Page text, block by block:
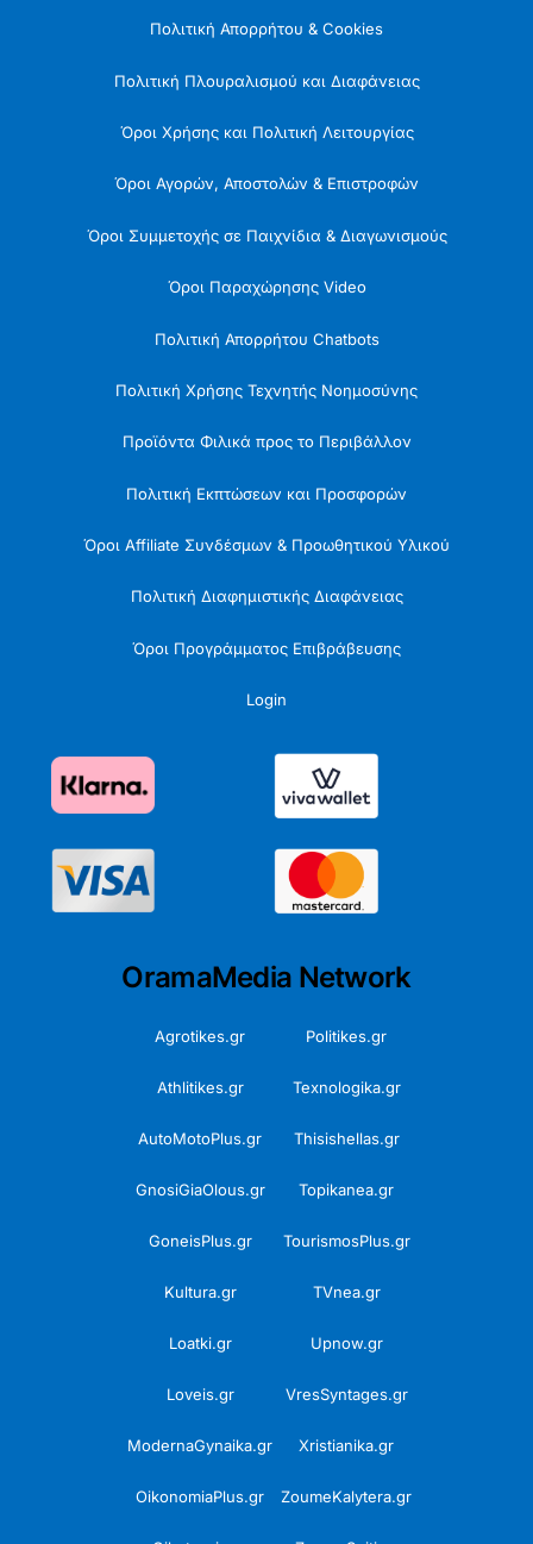
Πολιτική Απορρήτου & Cookies
Πολιτική Πλουραλισμού και Διαφάνειας
Όροι Χρήσης και Πολιτική Λειτουργίας
Όροι Αγορών, Αποστολών & Επιστροφών
Όροι Συμμετοχής σε Παιχνίδια & Διαγωνισμούς
Όροι Παραχώρησης Video
Πολιτική Απορρήτου Chatbots
Πολιτική Χρήσης Τεχνητής Νοημοσύνης
Προϊόντα Φιλικά προς το Περιβάλλον
Πολιτική Εκπτώσεων και Προσφορών
Όροι Affiliate Συνδέσμων & Προωθητικού Υλικού
Πολιτική Διαφημιστικής Διαφάνειας
Όροι Προγράμματος Επιβράβευσης
Login
OramaMedia Network
Agrotikes.gr Politikes.gr
Athlitikes.gr Texnologika.gr
AutoMotoPlus.gr Thisishellas.gr
GnosiGiaOlous.gr Topikanea.gr
GoneisPlus.gr TourismosPlus.gr
Kultura.gr TVnea.gr
Loatki.gr Upnow.gr
Loveis.gr VresSyntages.gr
ModernaGynaika.gr Xristianika.gr
OikonomiaPlus.gr ZoumeKalytera.gr